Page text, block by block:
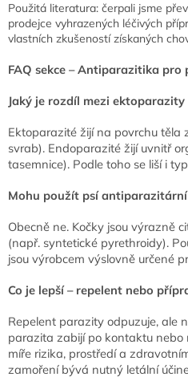
Použitá literatura: čerpali jsme
prodejce vyhrazených léčivých
vlastních zkušeností získaných
FAQ sekce – Antiparazitika pro
Jaký je rozdíl mezi
Ektoparazité žijí na povrchu těla
svrab). Endoparazité žijí uvnitř
tasemnice). Podle toho se liší i
Mohu použít psí
Obecně ne. Kočky jsou výrazně
(např. syntetické pyrethroidy).
jsou výrobcem výslovně určené
Co je lepší – repelent nebo
Repelent parazity odpuzuje, ale
parazita zabijí po kontaktu nebo
míře rizika, prostředí a
zamoření bývá nutný letální